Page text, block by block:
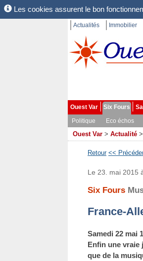
Les cookies assurent le bon
Actualités Immobilier
Ouest Var Six Fours
Politique
Eco échos
Ouest Var > Actualité >
Retour <<
Le 23. mai 2015
Six Fours
France-
Samedi 22 mai
Enfin une vraie
que de la